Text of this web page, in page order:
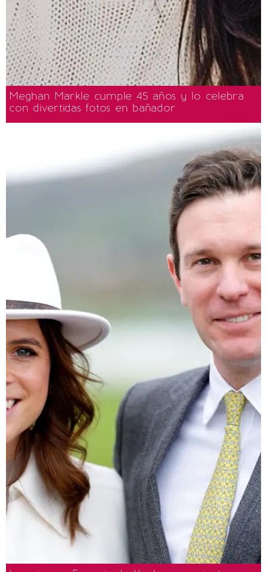
Meghan Markle cumple 45 años y lo celebra
con divertidas fotos en bañador